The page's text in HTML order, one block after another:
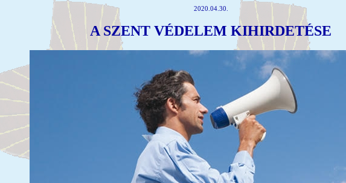
2020.04.30.
A SZENT VÉDELEM KIHIRDETÉSE